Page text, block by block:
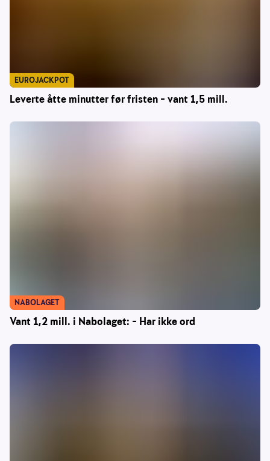
Leverte åtte minutter før fristen – vant 1,5 mill.
EUROJACKPOT
Vant 1,2 mill. i Nabolaget: – Har ikke ord
NABOLAGET